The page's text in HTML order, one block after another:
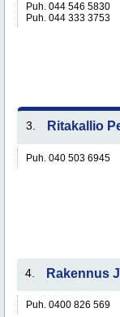
Puh. 044 546 5830
Puh. 044 333 3753
3. Ritakallio
Puh. 040 503 6945
4. Rakennus
Puh. 0400 826 569